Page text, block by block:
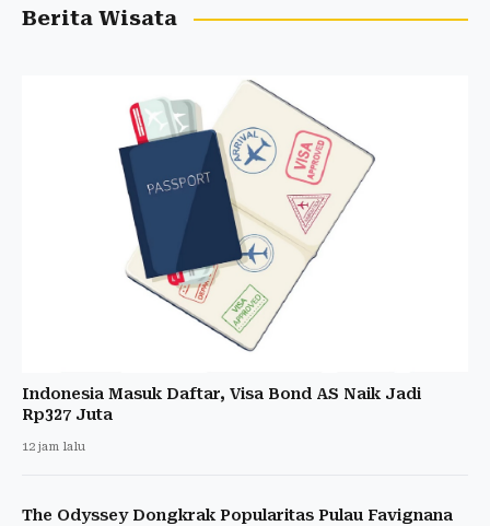
Berita Wisata
Indonesia Masuk Daftar, Visa Bond AS Naik Jadi
Rp327 Juta
12 jam lalu
The Odyssey Dongkrak Popularitas Pulau Favignana